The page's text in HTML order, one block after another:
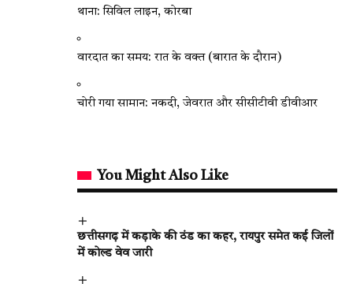
थाना: सिविल लाइन, कोरबा
वारदात का समय: रात के वक्त (बारात के दौरान)
चोरी गया सामान: नकदी, जेवरात और सीसीटीवी डीवीआर
You Might Also Like
छत्तीसगढ़ में कड़ाके की ठंड का कहर, रायपुर समेत कई जिलों
में कोल्ड वेव जारी